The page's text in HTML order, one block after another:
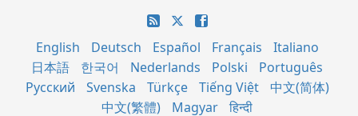
English Deutsch Español Français
Italiano
日本語
한국어 Nederlands Polski
Português
Русский
Svenska Türkçe Tiếng Việt
中文(简体)
中文(繁體)
Magyar हिन्दी